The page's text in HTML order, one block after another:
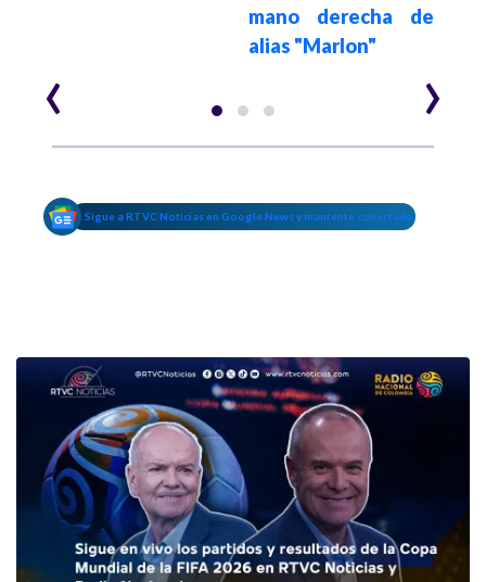
mano derecha de
alias "Marlon"
‹ ›
Sigue a RTVC Noticias en Google News y mantente conectado